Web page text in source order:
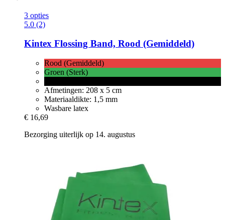
3 opties
5.0 (2)
Kintex Flossing Band, Rood (Gemiddeld)
Rood (Gemiddeld)
Groen (Sterk)
Afmetingen: 208 x 5 cm
Materiaaldikte: 1,5 mm
Wasbare latex
€ 16,69
Bezorging uiterlijk op 14. augustus